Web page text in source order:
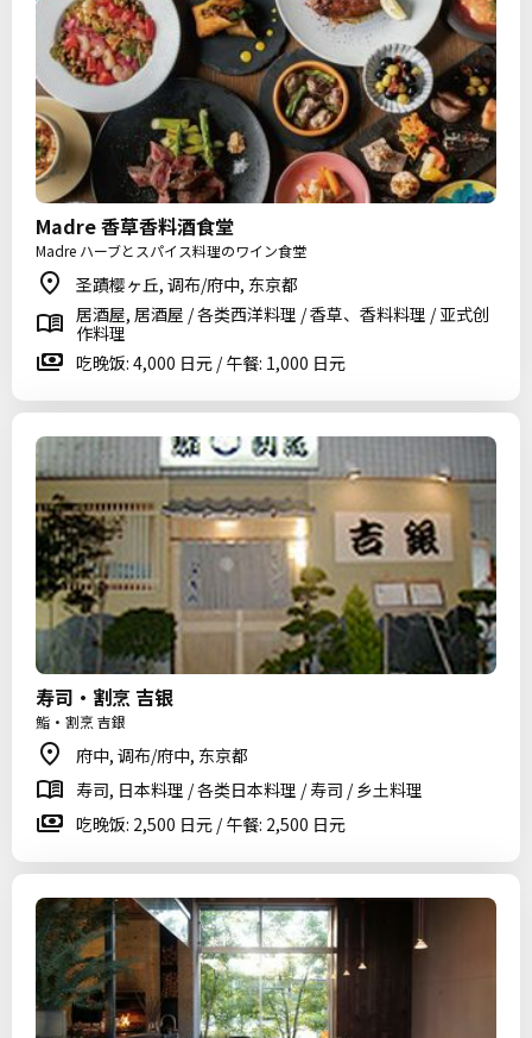
Madre 香草香料酒食堂
Madre ハーブとスパイス料理のワイン食堂
圣蹟樱ヶ丘, 调布/府中, 东京都
居酒屋, 居酒屋 / 各类西洋料理 / 香草、香料料理 / 亚式创
作料理
吃晚饭: 4,000 日元 / 午餐: 1,000 日元
寿司・割烹 吉银
鮨・割烹 吉銀
府中, 调布/府中, 东京都
寿司, 日本料理 / 各类日本料理 / 寿司 / 乡土料理
吃晚饭: 2,500 日元 / 午餐: 2,500 日元